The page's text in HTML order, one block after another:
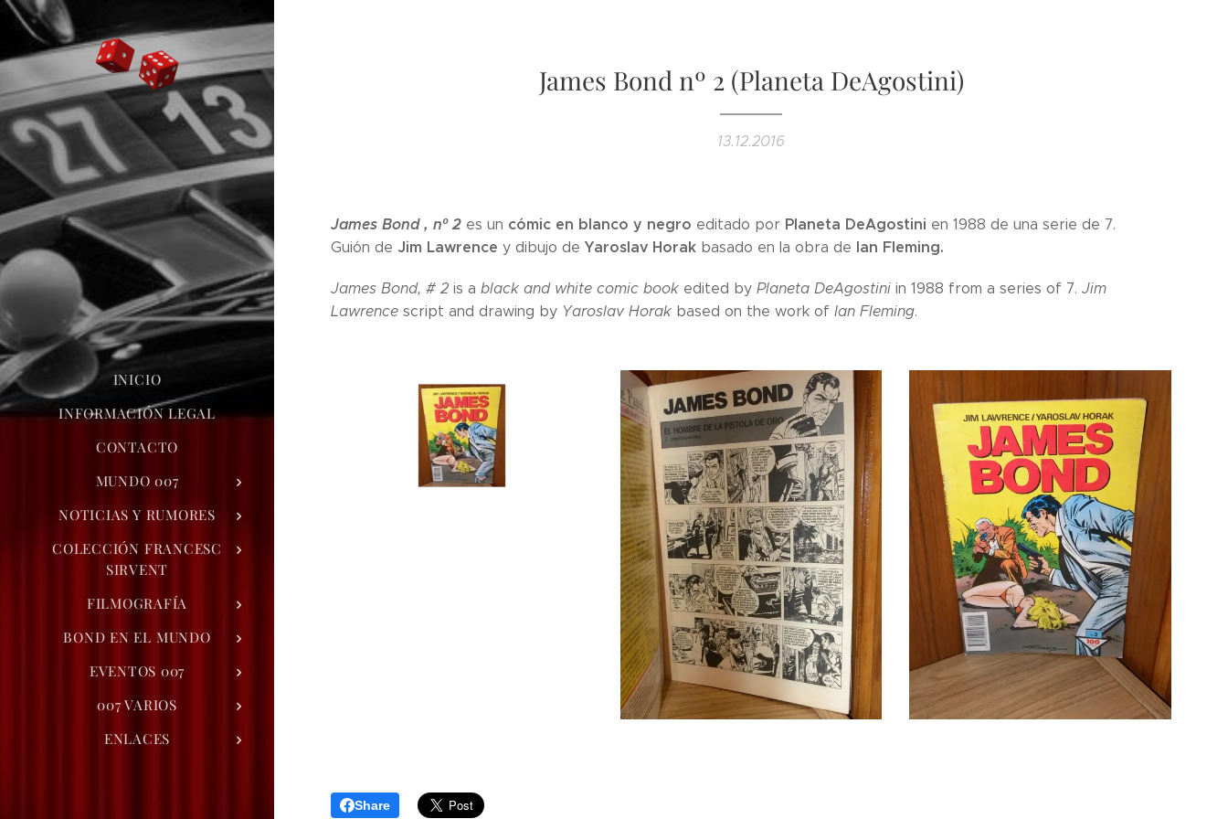
INICIO
INFORMACIÓN LEGAL
CONTACTO
MUNDO 007
NOTICIAS Y RUMORES
COLECCIÓN FRANCESC
SIRVENT
FILMOGRAFÍA
BOND EN EL MUNDO
EVENTOS 007
007 VARIOS
ENLACES
James Bond nº 2 (Planeta DeAgostini)
13.12.2016
James Bond , nº 2 es un cómic en blanco y negro editado por Planeta DeAgostini en 1988 de una serie de 7.
Guión de Jim Lawrence y dibujo de Yaroslav Horak basado en la obra de Ian Fleming.
James Bond, # 2 is a black and white comic book edited by Planeta DeAgostini in 1988 from a series of 7. Jim
Lawrence script and drawing by Yaroslav Horak based on the work of Ian Fleming.
Share